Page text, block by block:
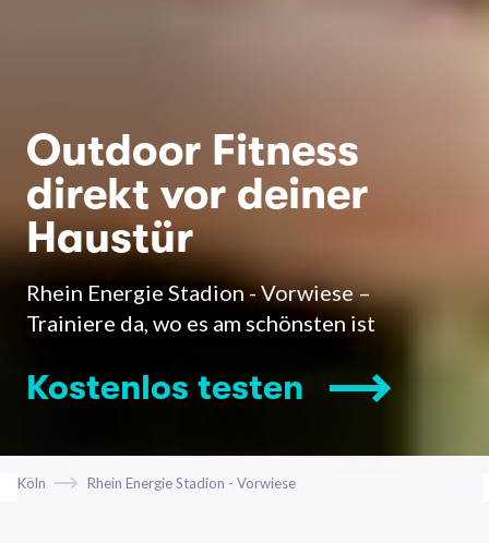
Outdoor Fitness
direkt vor deiner
Haustür
Rhein Energie Stadion - Vorwiese –
Trainiere da, wo es am schönsten ist
Kostenlos testen
Köln Rhein Energie Stadion - Vorwiese